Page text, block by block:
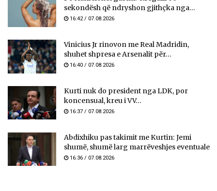
sekondësh që ndryshon gjithçka nga...
16:42 / 07.08.2026
Vinicius Jr rinovon me Real Madridin,
shuhet shpresa e Arsenalit për...
16:40 / 07.08.2026
Kurti nuk do president nga LDK, por
koncensual, kreu i VV...
16:37 / 07.08.2026
Abdixhiku pas takimit me Kurtin: Jemi
shumë, shumë larg marrëveshjes eventuale
16:36 / 07.08.2026